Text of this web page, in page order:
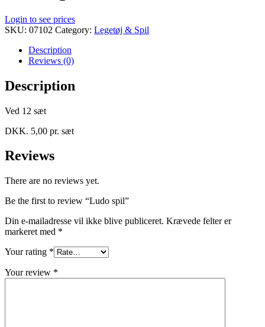
Login to see prices
SKU: 07102 Category: Legetøj & Spil
Description
Reviews (0)
Description
Ved 12 sæt
DKK. 5,00 pr. sæt
Reviews
There are no reviews yet.
Be the first to review “Ludo spil”
Din e-mailadresse vil ikke blive publiceret. Krævede felter er
markeret med *
Your rating *
Your review *